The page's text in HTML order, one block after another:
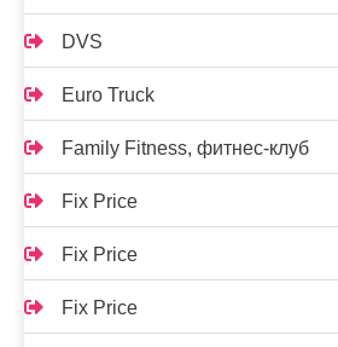
DVS
Euro Truck
Family Fitness, фитнес-клуб
Fix Price
Fix Price
Fix Price